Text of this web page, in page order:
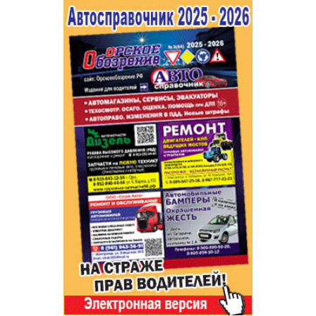
Строительство и ремонт
Авто и мото
Рестораны, кафе, бары
Развлечения и отдых
Спорт Фитнес
Недвижимость
Красота Косметология
Телекоммуникации и связь
Торговля
Бизнес и финансы
Юристы, Экспертиза, Страхование
Ремонт
Социальные организации
Это интересно
Администрация
Популярное →
Строительство и ремонт